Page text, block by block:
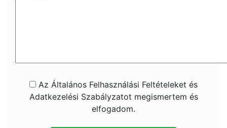
Az Általános Felhasználási Feltételeket és
Adatkezelési Szabályzatot megismertem és
elfogadom.